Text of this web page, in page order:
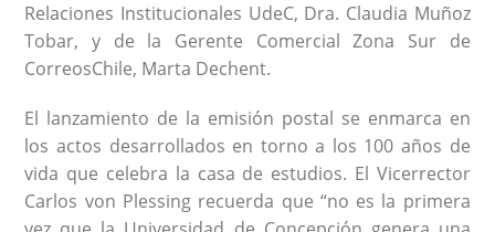
Relaciones Institucionales UdeC, Dra. Claudia Muñoz
Tobar, y de la Gerente Comercial Zona Sur de
CorreosChile, Marta Dechent.
El lanzamiento de la emisión postal se enmarca en
los actos desarrollados en torno a los 100 años de
vida que celebra la casa de estudios. El Vicerrector
Carlos von Plessing recuerda que “no es la primera